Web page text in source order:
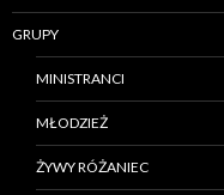
GRUPY
MINISTRANCI
MŁODZIEŻ
ŻYWY RÓŻANIEC